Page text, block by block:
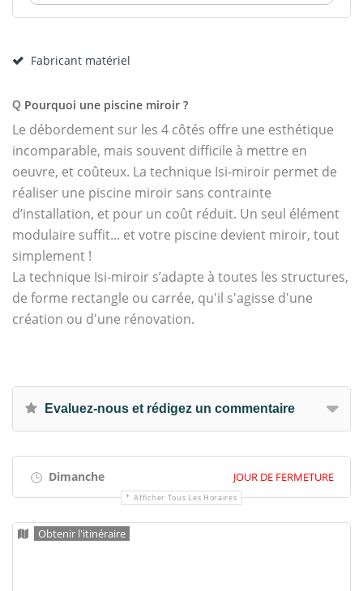
Fabricant matériel
Q Pourquoi une piscine miroir ?
Le débordement sur les 4 côtés offre une esthétique
incomparable, mais souvent difficile à mettre en
oeuvre, et coûteux. La technique Isi-miroir permet de
réaliser une piscine miroir sans contrainte
d’installation, et pour un coût réduit. Un seul élément
modulaire suffit... et votre piscine devient miroir, tout
simplement !
La technique Isi-miroir s’adapte à toutes les structures,
de forme rectangle ou carrée, qu'il s'agisse d'une
création ou d'une rénovation.
Evaluez-nous et rédigez un commentaire
Dimanche JOUR DE FERMETURE
Afficher Tous Les Horaires
Obtenir l'itinéraire